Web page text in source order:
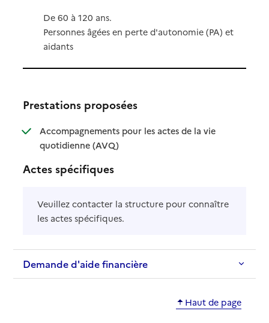
De 60 à 120 ans.
Personnes âgées en perte d'autonomie (PA) et
aidants
Prestations proposées
Accompagnements pour les actes de la vie
quotidienne (AVQ): disponible
: non disponible
Actes spécifiques
Veuillez contacter la structure pour connaître
les actes spécifiques.
Demande d'aide financière
Haut de page